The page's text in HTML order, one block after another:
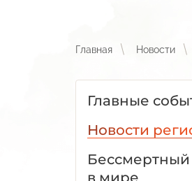
Главная Новости
Главные
Новости
в мире